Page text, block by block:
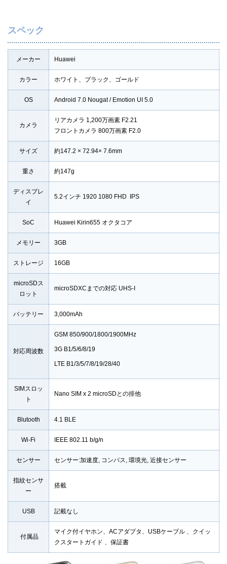
スペック
メーカー Huawei
カラー ホワイト、ブラック、ゴールド
OS Android 7.0 Nougat / Emotion UI 5.0
カメラ
リアカメラ 1,200万画素 F2.21
フロントカメラ 800万画素 F2.0
サイズ 約147.2 × 72.94× 7.6mm
重さ 約147g
ディスプレ
イ
5.2インチ 1920 1080 FHD IPS
SoC Huawei Kirin655 オクタコア
メモリー 3GB
ストレージ 16GB
microSDス
ロット
microSDXCまでの対応 UHS-I
バッテリー 3,000mAh
対応周波数
GSM 850/900/1800/1900MHz
3G B1/5/6/8/19
LTE B1/3/5/7/8/19/28/40
SIMスロッ
ト
Nano SIM x 2 microSDとの排他
Blutooth 4.1 BLE
Wi-Fi IEEE 802.11 b/g/n
センサー センサー:加速度, コンパス, 環境光, 近接センサー
指紋センサ
ー
搭載
USB 記載なし
付属品
マイク付イヤホン、ACアダプタ、USBケーブル 、クイッ
クスタートガイド 、保証書